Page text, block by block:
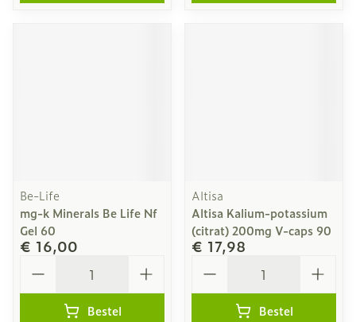
Be-Life
mg-k Minerals Be Life Nf
Gel 60
€ 16,00
Bestel
Altisa
Altisa Kalium-potassium
(citrat) 200mg V-caps 90
€ 17,98
Bestel